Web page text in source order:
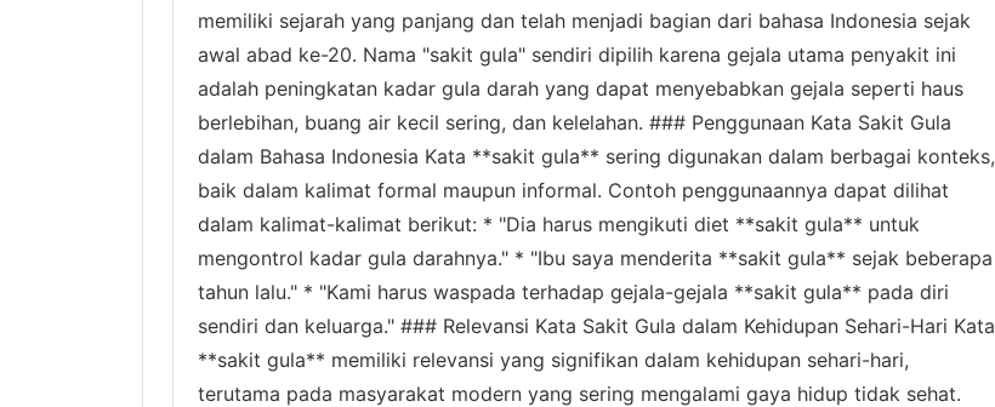
memiliki sejarah yang panjang dan telah menjadi bagian dari bahasa Indonesia sejak
awal abad ke-20. Nama "sakit gula" sendiri dipilih karena gejala utama penyakit ini
adalah peningkatan kadar gula darah yang dapat menyebabkan gejala seperti haus
berlebihan, buang air kecil sering, dan kelelahan. ### Penggunaan Kata Sakit Gula
dalam Bahasa Indonesia Kata **sakit gula** sering digunakan dalam berbagai konteks,
baik dalam kalimat formal maupun informal. Contoh penggunaannya dapat dilihat
dalam kalimat-kalimat berikut: * "Dia harus mengikuti diet **sakit gula** untuk
mengontrol kadar gula darahnya." * "Ibu saya menderita **sakit gula** sejak beberapa
tahun lalu." * "Kami harus waspada terhadap gejala-gejala **sakit gula** pada diri
sendiri dan keluarga." ### Relevansi Kata Sakit Gula dalam Kehidupan Sehari-Hari Kata
**sakit gula** memiliki relevansi yang signifikan dalam kehidupan sehari-hari,
terutama pada masyarakat modern yang sering mengalami gaya hidup tidak sehat.